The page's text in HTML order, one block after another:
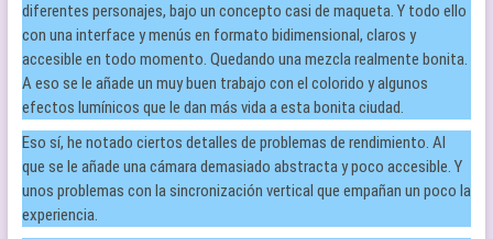
diferentes personajes, bajo un concepto casi de maqueta. Y todo ello
con una interface y menús en formato bidimensional, claros y
accesible en todo momento. Quedando una mezcla realmente bonita.
A eso se le añade un muy buen trabajo con el colorido y algunos
efectos lumínicos que le dan más vida a esta bonita ciudad.
Eso sí, he notado ciertos detalles de problemas de rendimiento. Al
que se le añade una cámara demasiado abstracta y poco accesible. Y
unos problemas con la sincronización vertical que empañan un poco la
experiencia.